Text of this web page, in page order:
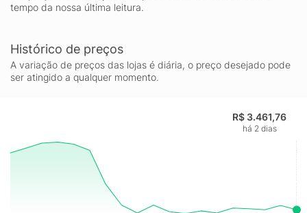
tempo da nossa última leitura.
Histórico de preços
A variação de preços das lojas é diária, o preço desejado pode
ser atingido a qualquer momento.
R$ 3.461,76
há 2 dias